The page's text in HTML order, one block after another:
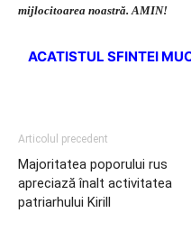
mijlocitoarea noastră. AMIN!
ACATISTUL SFINTEI
Articolul precedent
Majoritatea poporului rus
apreciază înalt activitatea
patriarhului Kirill